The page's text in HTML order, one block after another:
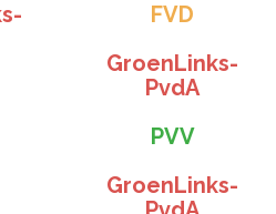
FVD
GroenLinks-
PvdA
PVV
GroenLinks-